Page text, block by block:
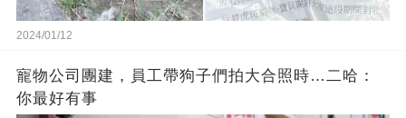
2024/01/12
寵物公司團建，員工帶狗子們拍大合照時…二哈：
你最好有事